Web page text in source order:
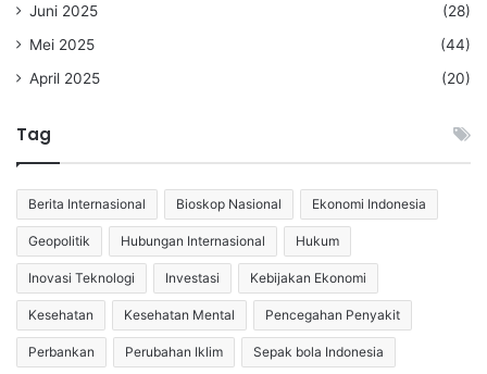
Juni 2025
(28)
Mei 2025
(44)
April 2025
(20)
Tag
Berita Internasional Bioskop Nasional Ekonomi Indonesia
Geopolitik Hubungan Internasional Hukum
Inovasi Teknologi Investasi Kebijakan Ekonomi
Kesehatan Kesehatan Mental Pencegahan Penyakit
Perbankan Perubahan Iklim Sepak bola Indonesia